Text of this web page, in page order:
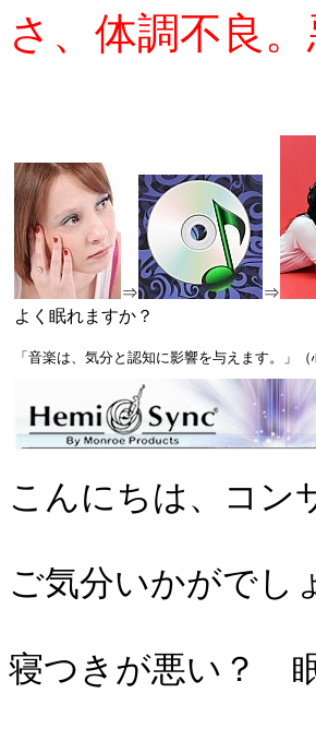
さ、体調不良
⇒ ⇒
よく眠れますか？
「音楽は、気分と認知に影響を与えます。」
こんにちは、コン
ご気分いかがでし
寝つきが悪い？